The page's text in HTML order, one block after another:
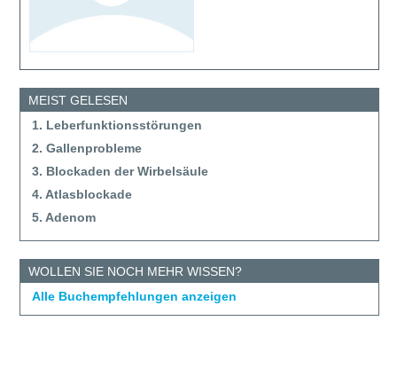
MEIST GELESEN
1. Leberfunktionsstörungen
2. Gallenprobleme
3. Blockaden der Wirbelsäule
4. Atlasblockade
5. Adenom
WOLLEN SIE NOCH MEHR WISSEN?
Alle Buchempfehlungen anzeigen